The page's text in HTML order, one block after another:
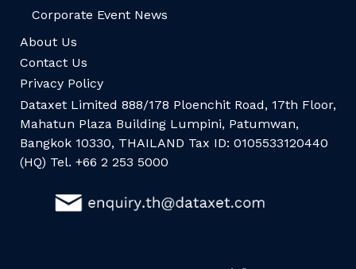
Corporate Event News
About Us
Contact Us
Privacy Policy
Dataxet Limited 888/178 Ploenchit Road, 17th Floor,
Mahatun Plaza Building Lumpini, Patumwan,
Bangkok 10330, THAILAND Tax ID: 0105533120440
(HQ) Tel. +66 2 253 5000